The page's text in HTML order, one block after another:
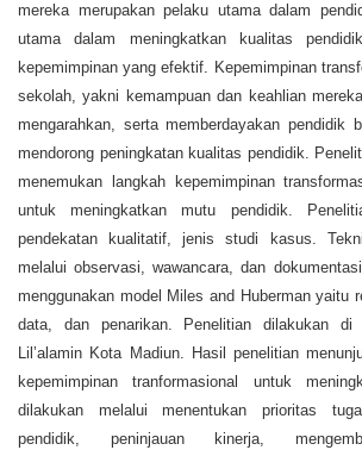
mereka merupakan pelaku utama dalam
utama dalam meningkatkan kualitas
kepemimpinan yang efektif. Kepemimpinan
sekolah, yakni kemampuan dan keahlian
mengarahkan, serta memberdayakan pendidik
mendorong peningkatan kualitas pendidik.
menemukan langkah kepemimpinan
untuk meningkatkan mutu pendidik.
pendekatan kualitatif, jenis studi kasus.
melalui observasi, wawancara, dan
menggunakan model Miles and Huberman yaitu
data, dan penarikan. Penelitian dilakukan
Lil’alamin Kota Madiun. Hasil penelitian
kepemimpinan tranformasional untuk
dilakukan melalui menentukan prioritas
pendidik, peninjauan kinerja,